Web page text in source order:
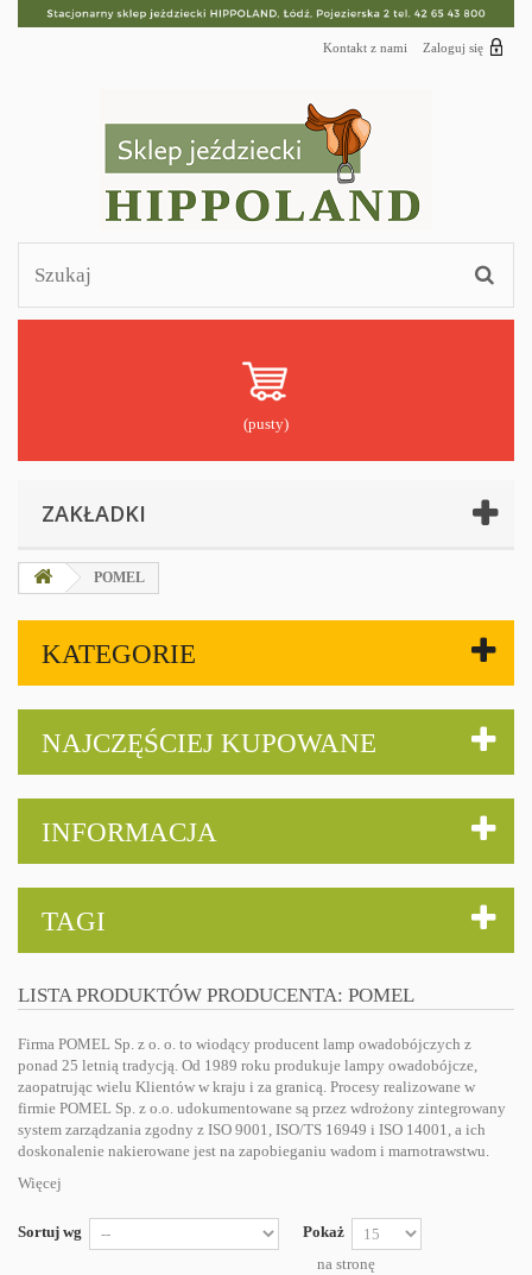
Zaloguj się
Kontakt z nami
(pusty)
ZAKŁADKI
POMEL
KATEGORIE
NAJCZĘŚCIEJ KUPOWANE
INFORMACJA
TAGI
LISTA PRODUKTÓW PRODUCENTA: POMEL
Firma POMEL Sp. z o. o. to wiodący producent lamp owadobójczych z
ponad 25 letnią tradycją. Od 1989 roku produkuje lampy owadobójcze,
zaopatrując wielu Klientów w kraju i za granicą. Procesy realizowane w
firmie POMEL Sp. z o.o. udokumentowane są przez wdrożony zintegrowany
system zarządzania zgodny z ISO 9001, ISO/TS 16949 i ISO 14001, a ich
doskonalenie nakierowane jest na zapobieganiu wadom i marnotrawstwu.
Więcej
Sortuj wg
Pokaż
na stronę